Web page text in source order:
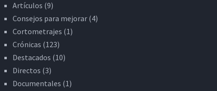
Artículos (9)
Consejos para mejorar(4)
Cortometrajes (1)
Crónicas (123)
Destacados (10)
Directos (3)
Documentales (1)